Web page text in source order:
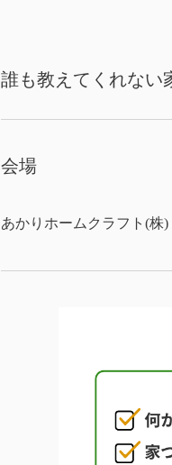
誰も教えてくれない
会場
あかりホームクラフト(株)